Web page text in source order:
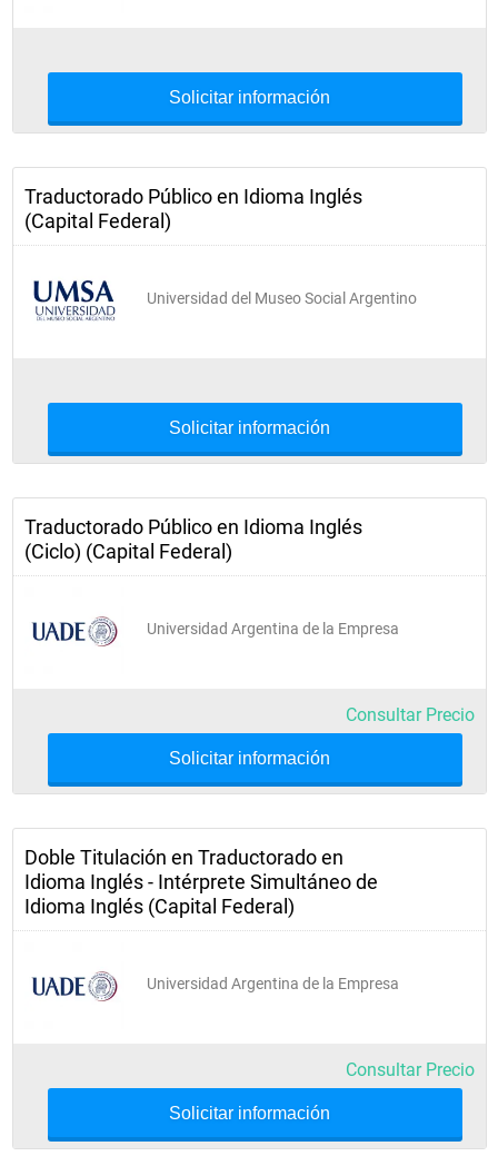
Solicitar información
Traductorado Público en Idioma Inglés
(Capital Federal)
Universidad del Museo Social Argentino
Solicitar información
Traductorado Público en Idioma Inglés
(Ciclo) (Capital Federal)
Universidad Argentina de la Empresa
Consultar Precio
Solicitar información
Doble Titulación en Traductorado en
Idioma Inglés - Intérprete Simultáneo de
Idioma Inglés (Capital Federal)
Universidad Argentina de la Empresa
Consultar Precio
Solicitar información